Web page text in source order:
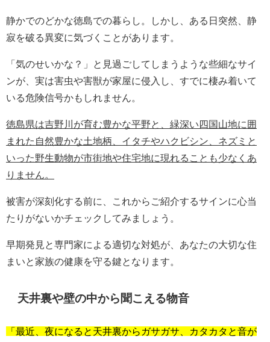
静かでのどかな徳島での暮らし。しかし、ある日突然、静
寂を破る異変に気づくことがあります。
「気のせいかな？」と見過ごしてしまうような些細なサイ
ンが、実は害虫や害獣が家屋に侵入し、すでに棲み着いて
いる危険信号かもしれません。
徳島県は吉野川が育む豊かな平野と、緑深い四国山地に囲
まれた自然豊かな土地柄、イタチやハクビシン、ネズミと
いった野生動物が市街地や住宅地に現れることも少なくあ
りません。
被害が深刻化する前に、これからご紹介するサインに心当
たりがないかチェックしてみましょう。
早期発見と専門家による適切な対処が、あなたの大切な住
まいと家族の健康を守る鍵となります。
天井裏や壁の中から聞こえる物音
「最近、夜になると天井裏からガサガサ、カタカタと音が